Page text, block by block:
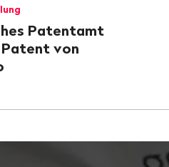
Patentamt
von